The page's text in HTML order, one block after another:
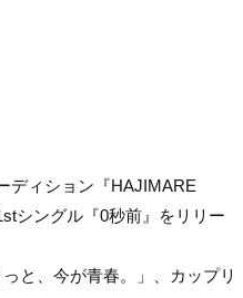
ディション『HAJIMARE
シングル『0秒前』をリリー
と、今が青春。」、カップリ